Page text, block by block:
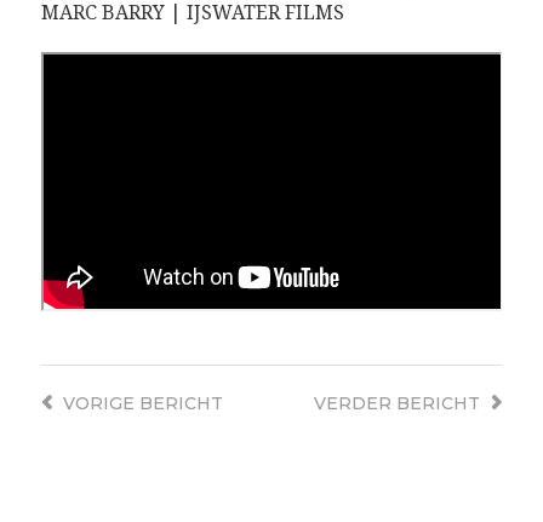
MARC BARRY | IJSWATER FILMS
VERDER BERICHT
VORIGE BERICHT